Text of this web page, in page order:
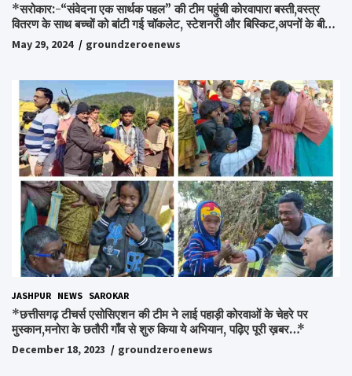
*सरोकार:-“संवेदना एक सार्थक पहल” की टीम पहुंची कोरवापारा बस्ती,वस्त्र
वितरण के साथ बच्चों को बांटी गई चॉकलेट, स्टेशनरी और बिस्किट,अपनों के बीच
अपनों को पाकर भाव विभोर हुए लोग,संवेदना समूह के संस्थापक स्व.विश्वबंधु को
किया गया याद,समाजसेवी और समूह के लोगों ने रखी अपनी राय,कहा स्व.शर्मा के
May 29, 2024 groundzeroenews
JASHPUR NEWS SAROKAR
*छत्तीसगढ़ टीचर्स एसोसिएशन की टीम ने लाई पहाड़ी कोरवाओं के चेहरे पर
मुस्कान,मनोरा के छतौरी गाँव से शुरु किया ये अभियान, पढ़िए पूरी ख़बर…*
December 18, 2023 groundzeroenews